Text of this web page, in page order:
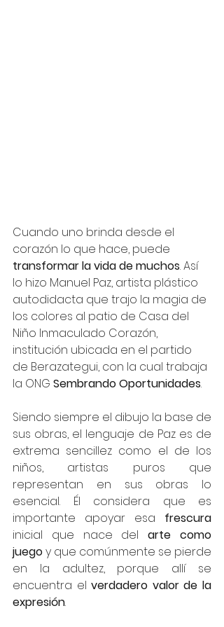
Cuando uno brinda desde el
corazón lo que hace, puede
transformar la vida de muchos. Así
lo hizo Manuel Paz, artista plástico
autodidacta que trajo la magia de
los colores al patio de Casa del
Niño Inmaculado Corazón,
institución ubicada en el partido
de Berazategui, con la cual trabaja
la ONG Sembrando Oportunidades.
Siendo siempre el dibujo la base de
sus obras, el lenguaje de Paz es de
extrema sencillez como el de los
niños, artistas puros que
representan en sus obras lo
esencial. Él considera que es
importante apoyar esa frescura
inicial que nace del arte como
juego y que comúnmente se pierde
en la adultez, porque allí se
encuentra el verdadero valor de la
expresión.